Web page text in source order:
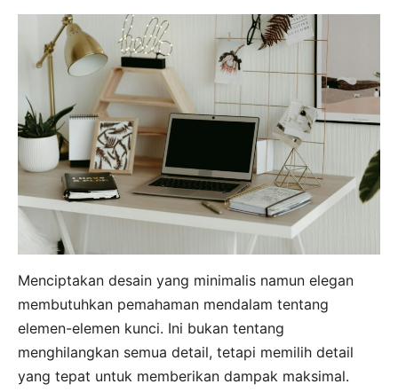
Menciptakan desain yang minimalis namun elegan
membutuhkan pemahaman mendalam tentang
elemen-elemen kunci. Ini bukan tentang
menghilangkan semua detail, tetapi memilih detail
yang tepat untuk memberikan dampak maksimal.